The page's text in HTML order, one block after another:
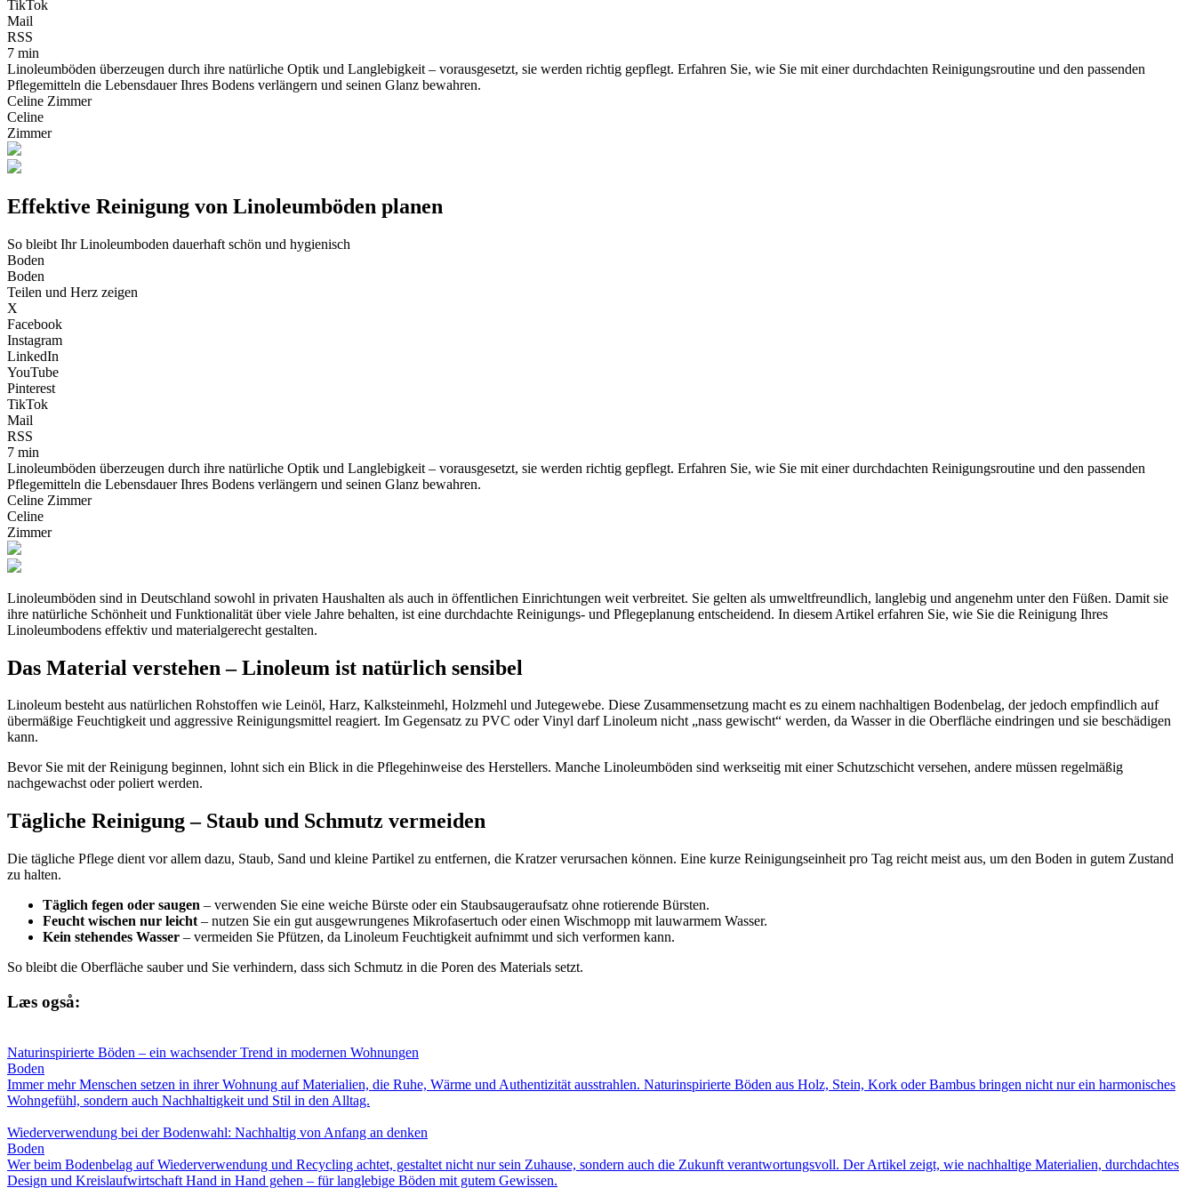
TikTok
Mail
RSS
7 min
Linoleumböden überzeugen durch ihre natürliche Optik und Langlebigkeit – vorausgesetzt, sie werden richtig gepflegt. Erfahren Sie, wie Sie mit einer durchdachten Reinigungsroutine und den passenden
Pflegemitteln die Lebensdauer Ihres Bodens verlängern und seinen Glanz bewahren.
Celine Zimmer
Celine
Zimmer
Effektive Reinigung von Linoleumböden planen
So bleibt Ihr Linoleumboden dauerhaft schön und hygienisch
Boden
Boden
Teilen und Herz zeigen
X
Facebook
Instagram
LinkedIn
YouTube
Pinterest
TikTok
Mail
RSS
7 min
Linoleumböden überzeugen durch ihre natürliche Optik und Langlebigkeit – vorausgesetzt, sie werden richtig gepflegt. Erfahren Sie, wie Sie mit einer durchdachten Reinigungsroutine und den passenden
Pflegemitteln die Lebensdauer Ihres Bodens verlängern und seinen Glanz bewahren.
Celine Zimmer
Celine
Zimmer
Linoleumböden sind in Deutschland sowohl in privaten Haushalten als auch in öffentlichen Einrichtungen weit verbreitet. Sie gelten als umweltfreundlich, langlebig und angenehm unter den Füßen. Damit sie
ihre natürliche Schönheit und Funktionalität über viele Jahre behalten, ist eine durchdachte Reinigungs- und Pflegeplanung entscheidend. In diesem Artikel erfahren Sie, wie Sie die Reinigung Ihres
Linoleumbodens effektiv und materialgerecht gestalten.
Das Material verstehen – Linoleum ist natürlich sensibel
Linoleum besteht aus natürlichen Rohstoffen wie Leinöl, Harz, Kalksteinmehl, Holzmehl und Jutegewebe. Diese Zusammensetzung macht es zu einem nachhaltigen Bodenbelag, der jedoch empfindlich auf
übermäßige Feuchtigkeit und aggressive Reinigungsmittel reagiert. Im Gegensatz zu PVC oder Vinyl darf Linoleum nicht „nass gewischt“ werden, da Wasser in die Oberfläche eindringen und sie beschädigen
kann.
Bevor Sie mit der Reinigung beginnen, lohnt sich ein Blick in die Pflegehinweise des Herstellers. Manche Linoleumböden sind werkseitig mit einer Schutzschicht versehen, andere müssen regelmäßig
nachgewachst oder poliert werden.
Tägliche Reinigung – Staub und Schmutz vermeiden
Die tägliche Pflege dient vor allem dazu, Staub, Sand und kleine Partikel zu entfernen, die Kratzer verursachen können. Eine kurze Reinigungseinheit pro Tag reicht meist aus, um den Boden in gutem Zustand
zu halten.
Täglich fegen oder saugen – verwenden Sie eine weiche Bürste oder ein Staubsaugeraufsatz ohne rotierende Bürsten.
Feucht wischen nur leicht – nutzen Sie ein gut ausgewrungenes Mikrofasertuch oder einen Wischmopp mit lauwarmem Wasser.
Kein stehendes Wasser – vermeiden Sie Pfützen, da Linoleum Feuchtigkeit aufnimmt und sich verformen kann.
So bleibt die Oberfläche sauber und Sie verhindern, dass sich Schmutz in die Poren des Materials setzt.
Læs også:
Naturinspirierte Böden – ein wachsender Trend in modernen Wohnungen
Boden
Immer mehr Menschen setzen in ihrer Wohnung auf Materialien, die Ruhe, Wärme und Authentizität ausstrahlen. Naturinspirierte Böden aus Holz, Stein, Kork oder Bambus bringen nicht nur ein harmonisches
Wohngefühl, sondern auch Nachhaltigkeit und Stil in den Alltag.
Wiederverwendung bei der Bodenwahl: Nachhaltig von Anfang an denken
Boden
Wer beim Bodenbelag auf Wiederverwendung und Recycling achtet, gestaltet nicht nur sein Zuhause, sondern auch die Zukunft verantwortungsvoll. Der Artikel zeigt, wie nachhaltige Materialien, durchdachtes
Design und Kreislaufwirtschaft Hand in Hand gehen – für langlebige Böden mit gutem Gewissen.